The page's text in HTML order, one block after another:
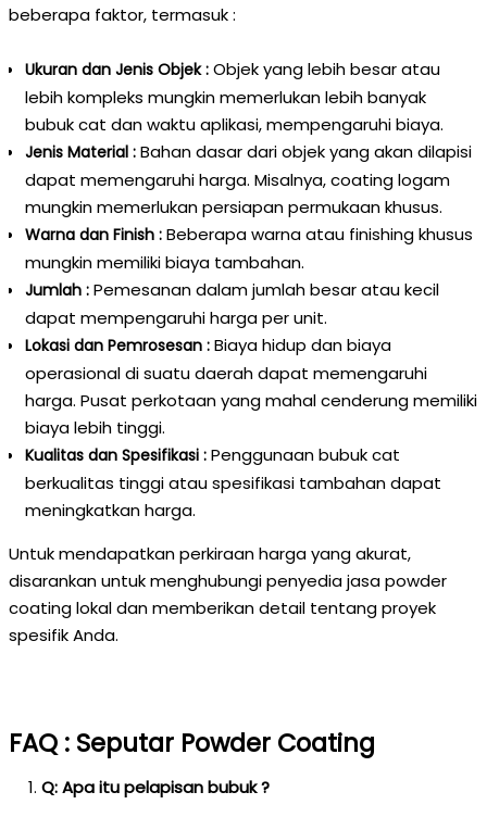
beberapa faktor, termasuk :
Ukuran dan Jenis Objek : Objek yang lebih besar atau
lebih kompleks mungkin memerlukan lebih banyak
bubuk cat dan waktu aplikasi, mempengaruhi biaya.
Jenis Material : Bahan dasar dari objek yang akan dilapisi
dapat memengaruhi harga. Misalnya, coating logam
mungkin memerlukan persiapan permukaan khusus.
Warna dan Finish : Beberapa warna atau finishing khusus
mungkin memiliki biaya tambahan.
Jumlah : Pemesanan dalam jumlah besar atau kecil
dapat mempengaruhi harga per unit.
Lokasi dan Pemrosesan : Biaya hidup dan biaya
operasional di suatu daerah dapat memengaruhi
harga. Pusat perkotaan yang mahal cenderung memiliki
biaya lebih tinggi.
Kualitas dan Spesifikasi : Penggunaan bubuk cat
berkualitas tinggi atau spesifikasi tambahan dapat
meningkatkan harga.
Untuk mendapatkan perkiraan harga yang akurat,
disarankan untuk menghubungi penyedia jasa powder
coating lokal dan memberikan detail tentang proyek
spesifik Anda.
FAQ : Seputar Powder Coating
Q: Apa itu pelapisan bubuk ?